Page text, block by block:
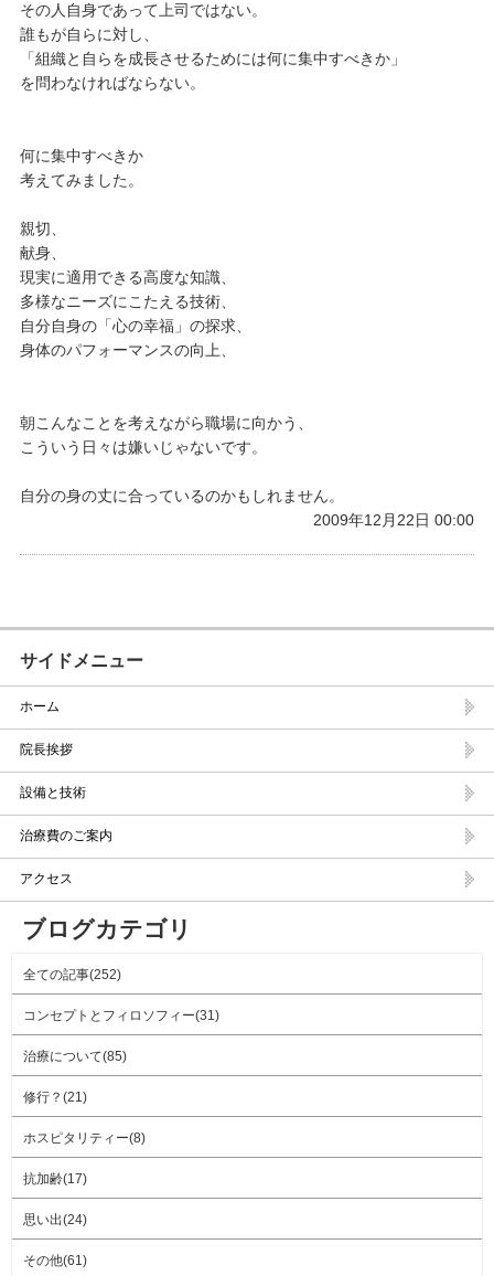
その人自身であって上司ではない。
誰もが自らに対し、
「組織と自らを成長させるためには何に集中すべきか」
を問わなければならない。
何に集中すべきか
考えてみました。
親切、
献身、
現実に適用できる高度な知識、
多様なニーズにこたえる技術、
自分自身の「心の幸福」の探求、
身体のパフォーマンスの向上、
朝こんなことを考えながら職場に向かう、
こういう日々は嫌いじゃないです。
自分の身の丈に合っているのかもしれません。
2009年12月22日 00:00
サイドメニュー
ホーム
院長挨拶
設備と技術
治療費のご案内
アクセス
ブログカテゴリ
全ての記事(252)
コンセプトとフィロソフィー(31)
治療について(85)
修行？(21)
ホスピタリティー(8)
抗加齢(17)
思い出(24)
その他(61)